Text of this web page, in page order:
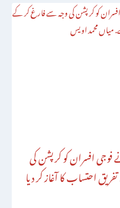
افسران کو کرپشن کی
احتساب کا آغاز کر دیا